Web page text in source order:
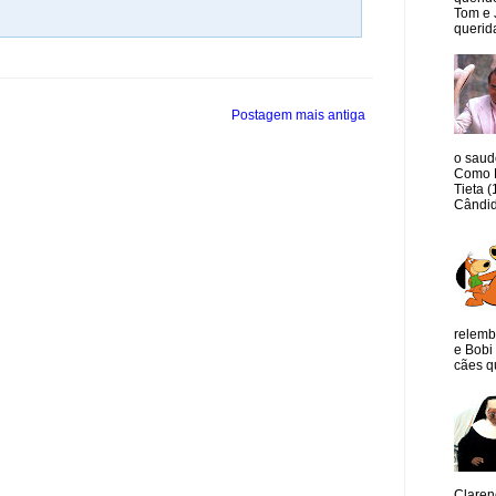
Postagem mais antiga
Tom e
o
Como
Tieta
e Bobi
cães